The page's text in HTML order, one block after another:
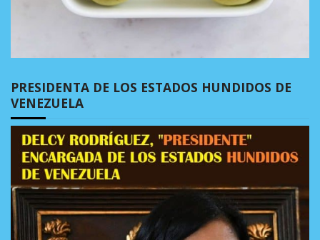
PRESIDENTA DE LOS ESTADOS HUNDIDOS DE
VENEZUELA